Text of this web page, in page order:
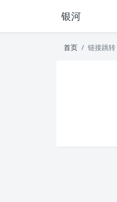
银河
首页 链接跳转